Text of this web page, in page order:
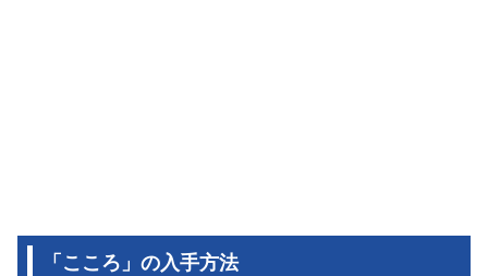
「こころ」の入手方法